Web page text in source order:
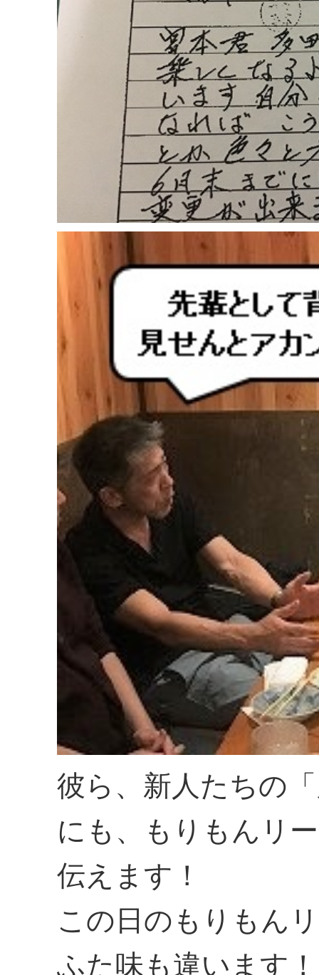
彼ら、新人たちの
にも、もりもんリ
伝えます！
この日のもりもん
ふた味も違います！